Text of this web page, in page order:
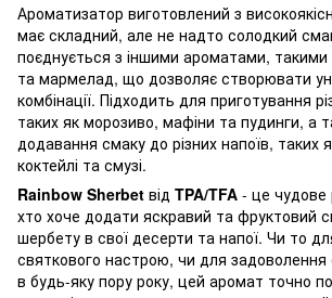
Ароматизатор виготовлений з
має складний, але не надто солодкий
поєднується з іншими ароматами, такими
та мармелад, що дозволяє створювати
комбінації. Підходить для приготування
таких як морозиво, мафіни та пудинги, а
додавання смаку до різних напоїв, таких
коктейлі та смузі.
Rainbow Sherbet від TPA/TFA - це чудове
хто хоче додати яскравий та фруктовий
шербету в свої десерти та напої. Чи то
святкового настрою, чи для
в будь-яку пору року, цей аромат точно